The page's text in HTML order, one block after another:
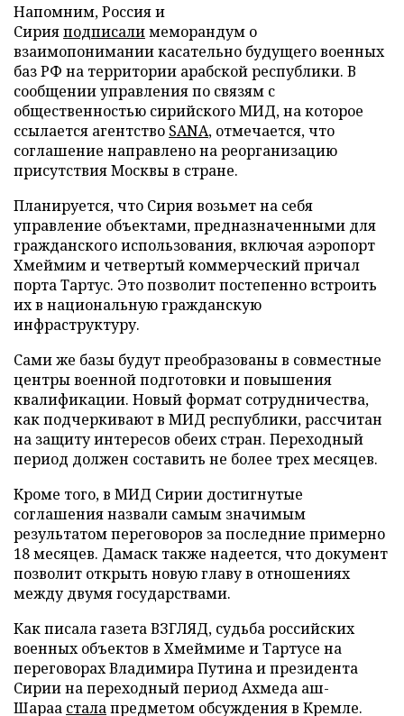
Напомним, Россия и
Сирияподписалимеморандум о
взаимопонимании касательно будущего военных
баз РФ на территории арабской республики. В
сообщении управления по связям с
общественностью сирийского МИД, на которое
ссылается агентство SANA, отмечается, что
соглашение направлено на реорганизацию
присутствия Москвы в стране.
Планируется, что Сирия возьмет на себя
управление объектами, предназначенными для
гражданского использования, включая аэропорт
Хмеймим и четвертый коммерческий причал
порта Тартус. Это позволит постепенно встроить
их в национальную гражданскую
инфраструктуру.
Сами же базы будут преобразованы в совместные
центры военной подготовки и повышения
квалификации. Новый формат сотрудничества,
как подчеркивают в МИД республики, рассчитан
на защиту интересов обеих стран. Переходный
период должен составить не более трех месяцев.
Кроме того, в МИД Сирии достигнутые
соглашения назвали самым значимым
результатом переговоров за последние примерно
18 месяцев. Дамаск также надеется, что документ
позволит открыть новую главу в отношениях
между двумя государствами.
Как писала газета ВЗГЛЯД, судьба российских
военных объектов в Хмеймиме и Тартусе на
переговорах Владимира Путина и президента
Сирии на переходный период Ахмеда аш-
Шараа сталапредметом обсуждения в Кремле.